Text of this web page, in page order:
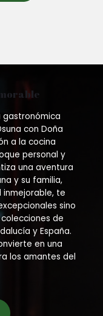
gastronómica
con Doña
a la cocina
personal y
una aventura
y su familia,
inmejorable, te
sino
de
y España.
en una
los amantes del